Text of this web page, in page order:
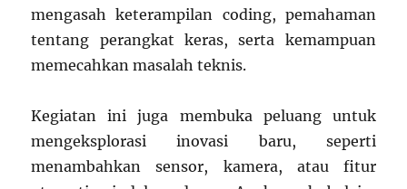
mengasah keterampilan coding, pemahaman
tentang perangkat keras, serta kemampuan
memecahkan masalah teknis.
Kegiatan ini juga membuka peluang untuk
mengeksplorasi inovasi baru, seperti
menambahkan sensor, kamera, atau fitur